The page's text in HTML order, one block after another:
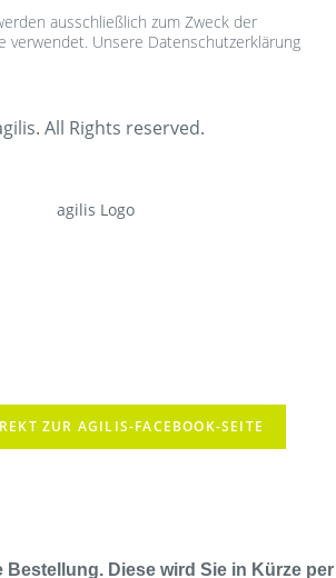
ausschließlich zum Zweck der
verwendet. Unsere Datenschutzerklärung
All Rights reserved.
ZUR AGILIS-FACEBOOK-SEITE
Bestellung. Diese wird Sie in Kürze per